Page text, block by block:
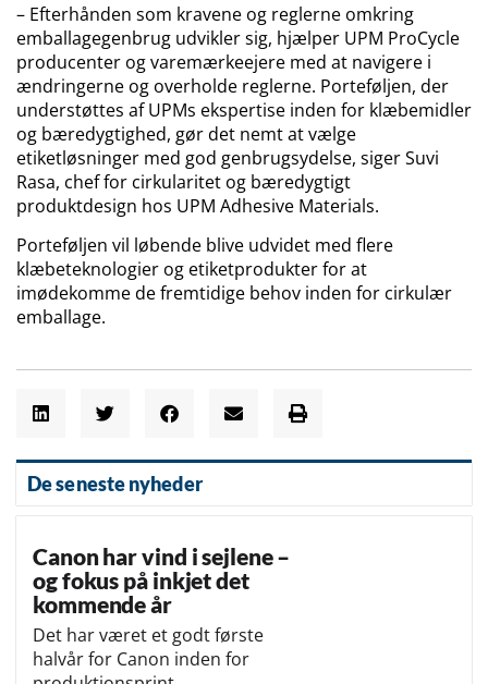
– Efterhånden som kravene og reglerne omkring
emballagegenbrug udvikler sig, hjælper UPM ProCycle
producenter og varemærkeejere med at navigere i
ændringerne og overholde reglerne. Porteføljen, der
understøttes af UPMs ekspertise inden for klæbemidler
og bæredygtighed, gør det nemt at vælge
etiketløsninger med god genbrugsydelse, siger Suvi
Rasa, chef for cirkularitet og bæredygtigt
produktdesign hos UPM Adhesive Materials.
Porteføljen vil løbende blive udvidet med flere
klæbeteknologier og etiketprodukter for at
imødekomme de fremtidige behov inden for cirkulær
emballage.
De seneste nyheder
Canon har vind i sejlene –
og fokus på inkjet det
kommende år
Det har været et godt første
halvår for Canon inden for